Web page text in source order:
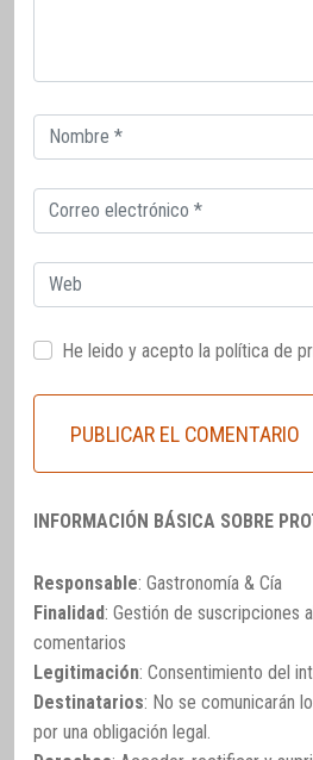
Correo
electrónico
Correo
electrónico
Web
He leido y acepto la política de
INFORMACIÓN BÁSICA SOBRE
Responsable: Gastronomía & Cía
Finalidad: Gestión de suscripciones
comentarios
Legitimación: Consentimiento del
Destinatarios: No se comunicarán
por una obligación legal.